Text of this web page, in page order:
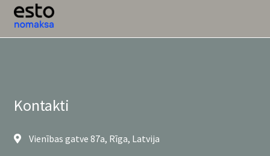
Kontakti
Vienības gatve 87a, Rīga, Latvija